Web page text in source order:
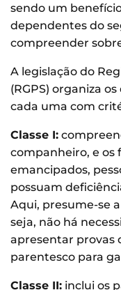
sendo um
dependentes do
compreender
A legislação do
(RGPS) organiza
cada uma com
Classe I:
companheiro, e os
emancipados,
possuam
Aqui, presume-se
seja, não há
apresentar provas
parentesco para
Classe II: inclui os